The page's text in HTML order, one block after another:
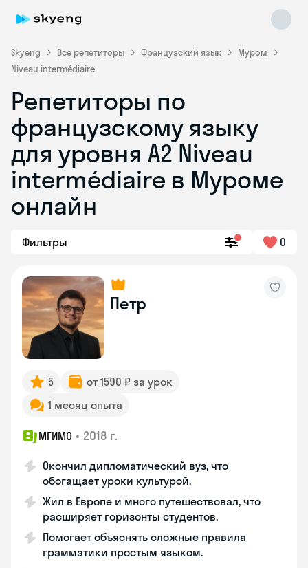
Skyeng Все репетиторы Французский язык
Муром
Niveau intermédiaire
Репетиторы по
французскому языку
для уровня A2 Niveau
intermédiaire в Муроме
онлайн
Фильтры 0
Петр
5
от 1590 ₽ за урок
1 месяц опыта
МГИМО • 2018 г.
Окончил дипломатический вуз, что
обогащает уроки культурой.
Жил в Европе и много путешествовал, что
расширяет горизонты студентов.
Помогает объяснять сложные правила
грамматики простым языком.
Skyeng Chat